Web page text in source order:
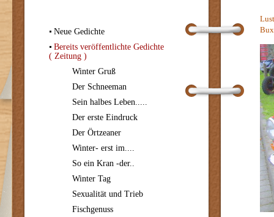
Neue Gedichte
Bereits veröffentlichte Gedichte
( Zeitung )
Winter Gruß
Der Schneeman
Sein halbes Leben.....
Der erste Eindruck
Der Örtzeaner
Winter- erst im....
So ein Kran -der..
Winter Tag
Sexualität und Trieb
Fischgenuss